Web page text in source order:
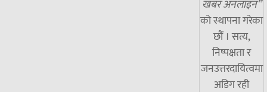
खबर अनलाइन”
को स्थापना गरेका
छौं । सत्य,
निष्पक्षता र
जनउत्तरदायित्वमा
अडिग रही